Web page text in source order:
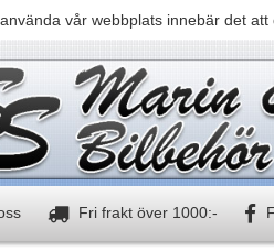
vår webbplats innebär det att
Fri frakt över 1000:-